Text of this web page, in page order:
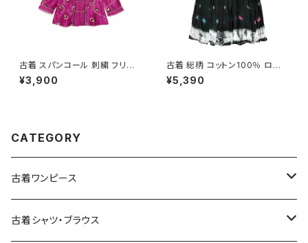
古着 スパンコール 刺繍 フリル
前開き 総柄 長袖 ブラウス ピン
ク (ttu2501145)
¥3,900
古着 総柄 コットン100％ ロン
グ丈 スカート 黒 紫 (ba26070
20)
¥5,390
CATEGORY
古着ワンピース
古着長袖ワンピース
古着シャツ・ブラウス